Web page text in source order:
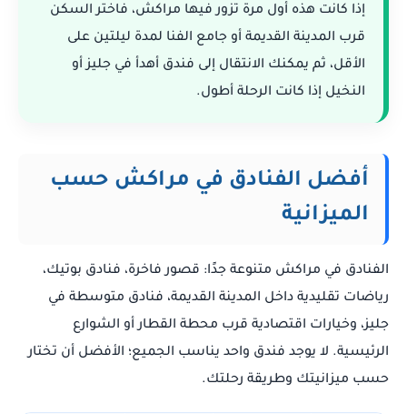
إذا كانت هذه أول مرة تزور فيها مراكش، فاختر السكن
قرب المدينة القديمة أو جامع الفنا لمدة ليلتين على
الأقل، ثم يمكنك الانتقال إلى فندق أهدأ في جليز أو
النخيل إذا كانت الرحلة أطول.
أفضل الفنادق في مراكش حسب
الميزانية
الفنادق في مراكش متنوعة جدًا: قصور فاخرة، فنادق بوتيك،
رياضات تقليدية داخل المدينة القديمة، فنادق متوسطة في
جليز، وخيارات اقتصادية قرب محطة القطار أو الشوارع
الرئيسية. لا يوجد فندق واحد يناسب الجميع؛ الأفضل أن تختار
حسب ميزانيتك وطريقة رحلتك.